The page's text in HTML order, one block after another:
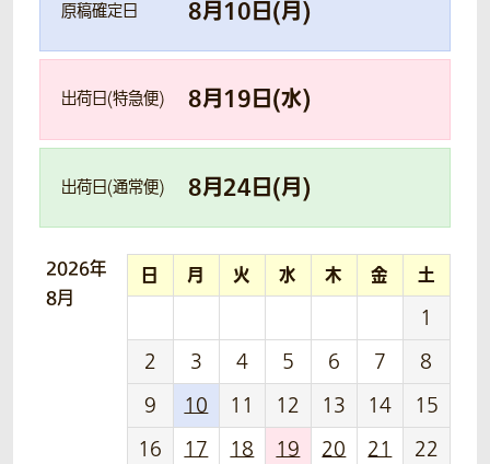
原稿確定日 8月10日(月)
出荷日(特急便) 8月19日(水)
出荷日(通常便) 8月24日(月)
2026年
8月
日 月 火 水 木 金 土
1
2
3 4 5 6 7
8
9
10 11 12 13 14
15
16
17 18 19 20 21
22